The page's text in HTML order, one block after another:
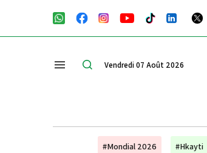
Vendredi 07 Août 2026
#Mondial 2026 #Hkayti